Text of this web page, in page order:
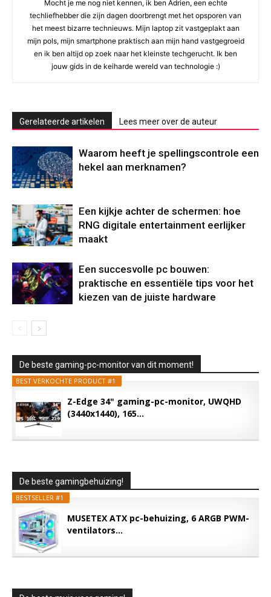
Mocht je me nog niet kennen, ik ben Adrien, een echte
techliefhebber die zijn dagen doorbrengt met het opsporen van
het meest bizarre technieuws. Mijn laptop zit vastgeplakt aan
mijn pols, mijn smartphone praktisch aan mijn hand vastgegroeid
en ik ben altijd op zoek naar het kleinste techgerucht. Ik ben
jouw gids in de keiharde wereld van technologie :)
Gerelateerde artikelen Lees meer over de auteur
Waarom heeft je spellingscontrole een
hekel aan merknamen?
Een kijkje achter de schermen: hoe
RNG digitale entertainment eerlijker
maakt
Een succesvolle pc bouwen:
praktische en essentiële tips voor het
kiezen van de juiste hardware
De beste gaming-pc-monitor van dit moment!
BEST VERKOCHTE PRODUCT #1
Z-Edge 34" gaming-pc-monitor, UWQHD
(3440x1440), 165...
De beste gamingbehuizing!
BESTSELLER #1
MUSETEX ATX pc-behuizing, 6 ARGB PWM-
ventilators...